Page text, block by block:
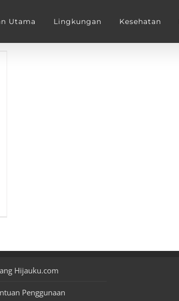
Utama Lingkungan Kesehatan
Hijauku.com
Penggunaan